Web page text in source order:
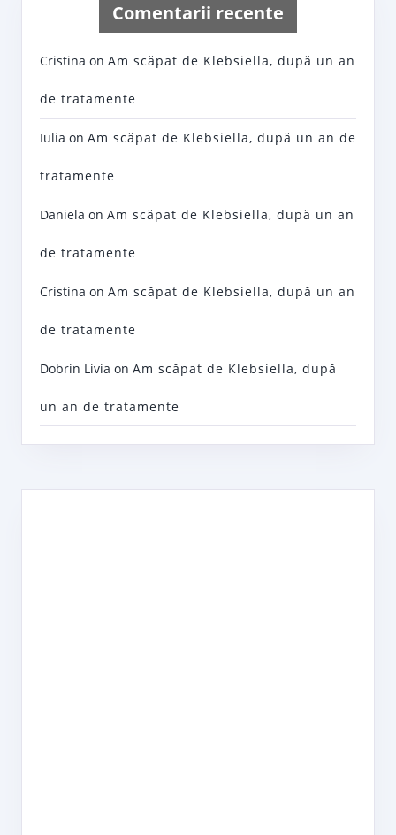
Comentarii recente
Cristina on Am scăpat de Klebsiella, după un an
de tratamente
Iulia on Am scăpat de Klebsiella, după un an de
tratamente
Daniela on Am scăpat de Klebsiella, după un an
de tratamente
Cristina on Am scăpat de Klebsiella, după un an
de tratamente
Dobrin Livia on Am scăpat de Klebsiella, după
un an de tratamente